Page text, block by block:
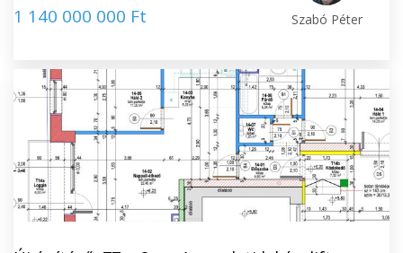
1 140 000 000 Ft Szabó Péter